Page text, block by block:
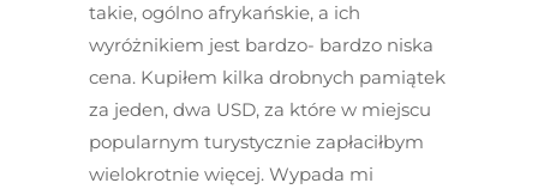
takie, ogólno afrykańskie, a ich
wyróżnikiem jest bardzo- bardzo niska
cena. Kupiłem kilka drobnych pamiątek
za jeden, dwa USD, za które w miejscu
popularnym turystycznie zapłaciłbym
wielokrotnie więcej. Wypada mi